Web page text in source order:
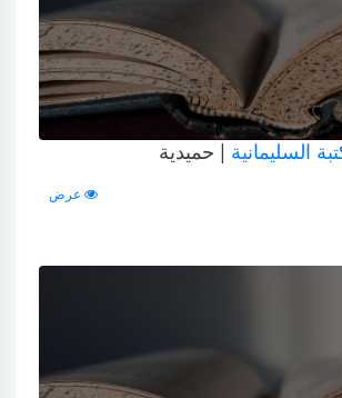
السليمانية | حميدية
عرض